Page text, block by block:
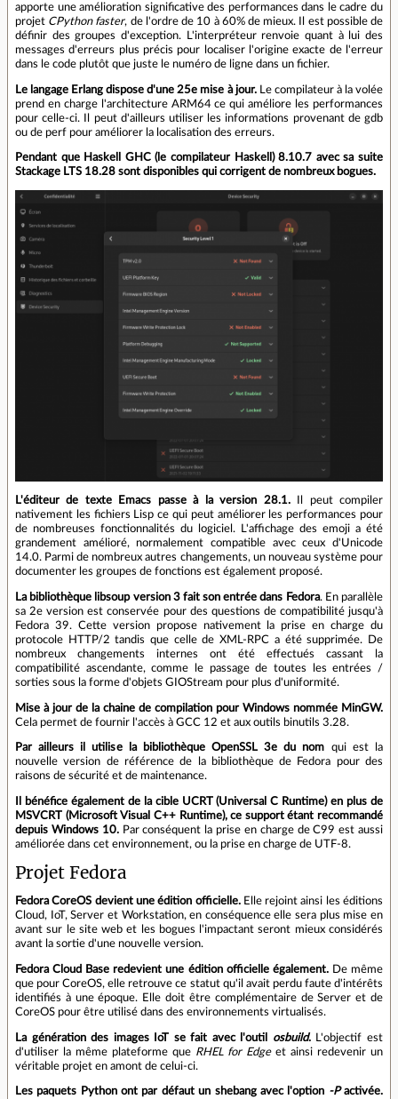
apporte une amélioration significative des performances dans le cadre du
projet CPython faster, de l'ordre de 10 à 60% de mieux. Il est possible de
définir des groupes d'exception. L'interpréteur renvoie quant à lui des
messages d'erreurs plus précis pour localiser l'origine exacte de l'erreur
dans le code plutôt que juste le numéro de ligne dans un fichier.
Le langage Erlang dispose d'une 25e mise à jour.Le compilateur à la volée
prend en charge l'architecture ARM64 ce qui améliore les performances
pour celle-ci. Il peut d'ailleurs utiliser les informations provenant de gdb
ou de perf pour améliorer la localisation des erreurs.
Pendant que Haskell GHC (le compilateur Haskell) 8.10.7 avec sa suite
Stackage LTS 18.28 sont disponibles qui corrigent de nombreux bogues.
L'éditeur de texte Emacs passe à la version 28.1.Il peut compiler
nativement les fichiers Lisp ce qui peut améliorer les performances pour
de nombreuses fonctionnalités du logiciel. L'affichage des emoji a été
grandement amélioré, normalement compatible avec ceux d'Unicode
14.0. Parmi de nombreux autres changements, un nouveau système pour
documenter les groupes de fonctions est également proposé.
La bibliothèque libsoup version 3 fait son entrée dans Fedora. En parallèle
sa 2e version est conservée pour des questions de compatibilité jusqu'à
Fedora 39. Cette version propose nativement la prise en charge du
protocole HTTP/2 tandis que celle de XML-RPC a été supprimée. De
nombreux changements internes ont été effectués cassant la
compatibilité ascendante, comme le passage de toutes les entrées /
sorties sous la forme d'objets GIOStream pour plus d'uniformité.
Mise à jour de la chaine de compilation pour Windows nommée MinGW.
Cela permet de fournir l'accès à GCC 12 et aux outils binutils 3.28.
Par ailleurs il utilise la bibliothèque OpenSSL 3e du nom qui est la
nouvelle version de référence de la bibliothèque de Fedora pour des
raisons de sécurité et de maintenance.
Il bénéfice également de la cible UCRT (Universal C Runtime) en plus de
MSVCRT (Microsoft Visual C++ Runtime), ce support étant recommandé
depuis Windows 10.Par conséquent la prise en charge de C99 est aussi
améliorée dans cet environnement, ou la prise en charge de UTF-8.
Projet Fedora
Fedora CoreOS devient une édition officielle.Elle rejoint ainsi les éditions
Cloud, IoT, Server et Workstation, en conséquence elle sera plus mise en
avant sur le site web et les bogues l'impactant seront mieux considérés
avant la sortie d'une nouvelle version.
Fedora Cloud Base redevient une édition officielle également.De même
que pour CoreOS, elle retrouve ce statut qu'il avait perdu faute d'intérêts
identifiés à une époque. Elle doit être complémentaire de Server et de
CoreOS pour être utilisé dans des environnements virtualisés.
La génération des images IoT se fait avec l'outil osbuild.L'objectif est
d'utiliser la même plateforme que RHEL for Edgeet ainsi redevenir un
véritable projet en amont de celui-ci.
Les paquets Python ont par défaut un shebang avec l'option -Pactivée.